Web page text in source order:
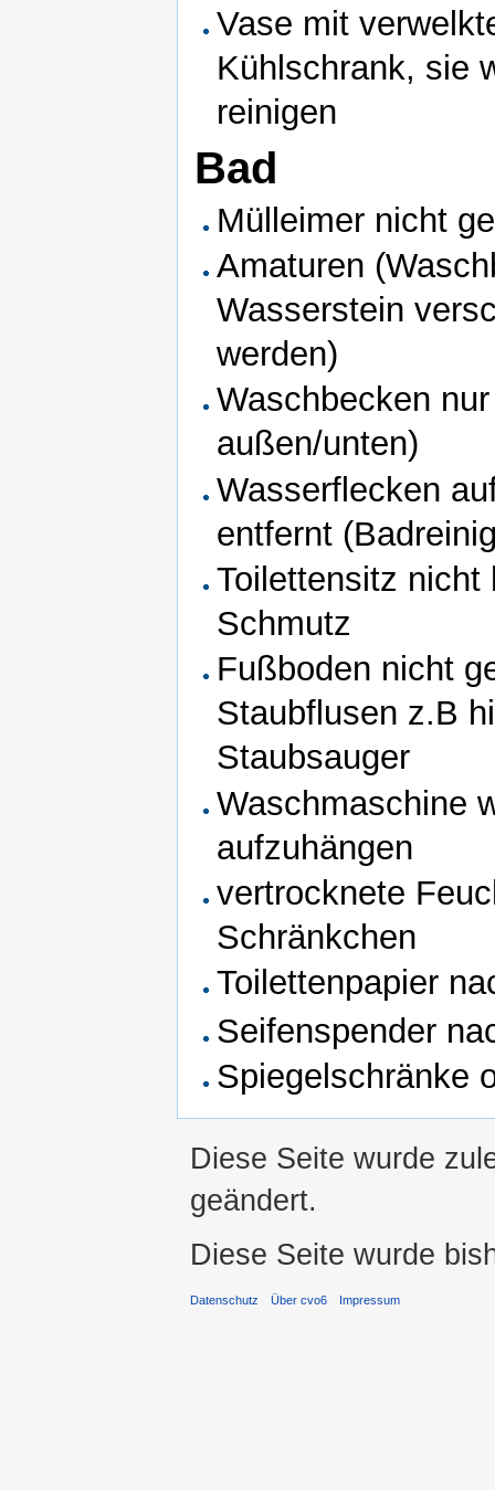
Vase mit
Kühlschrank, sie
reinigen
Bad
Mülleimer nicht
Amaturen
Wasserstein
werden)
Waschbecken
außen/unten)
Wasserflecken
entfernt
Toilettensitz nicht
Schmutz
Fußboden nicht
Staubflusen z.B
Staubsauger
Waschmaschine
aufzuhängen
vertrocknete
Schränkchen
Toilettenpapier
Seifenspender
Spiegelschränke
Diese Seite wurde
geändert.
Diese Seite wurde
Datenschutz Über cvo6 Impressum